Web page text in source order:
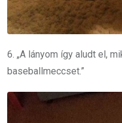
6. „A lányom így aludt el,
baseballmeccset.”